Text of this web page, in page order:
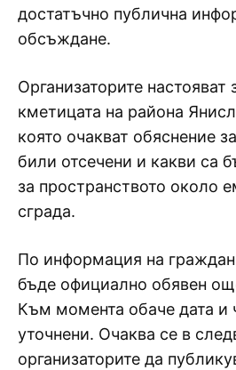
достатъчно публична
обсъждане.
Организаторите настояват
кметицата на района
която очакват обяснение
били отсечени и какви са
за пространството около
сграда.
По информация на
бъде официално обявен
Към момента обаче дата и
уточнени. Очаква се в
организаторите да